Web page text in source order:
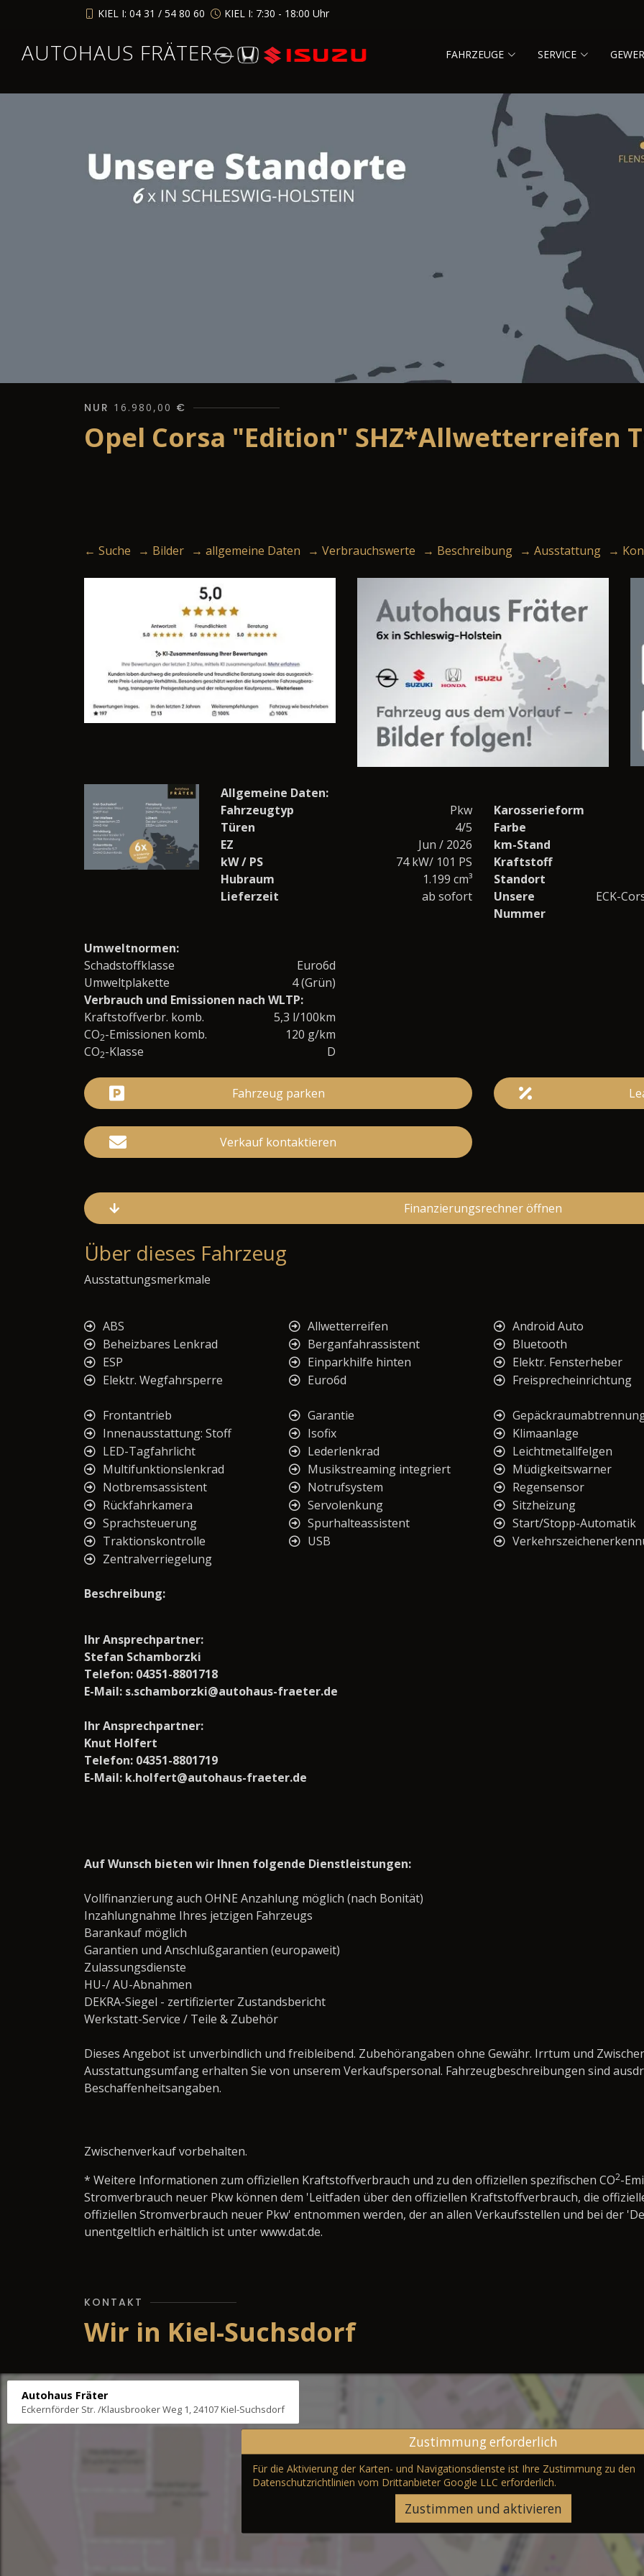
KIEL I: 04 31 / 54 80 60 KIEL I: 7:30 - 18:00 Uhr
AUTOHAUS FRÄTER FAHRZEUGE SERVICE
NUR 16.980,00 €
Opel Corsa "Edition" SHZ*Allwetterreifen
← Suche → Bilder → allgemeine Daten → Verbrauchswerte → Beschreibung → Ausstattung →
Allgemeine Daten:
Fahrzeugtyp
Pkw Karosserieform
Türen
4/5 Farbe
EZ
Jun / 2026 km-Stand
kW / PS
74 kW/ 101 PS Kraftstoff
Hubraum
1.199 cm³ Standort
Lieferzeit
ab sofort
Unsere
Nummer
ECK-
Umweltnormen:
Schadstoffklasse
Euro6d
Umweltplakette
4 (Grün)
Verbrauch und Emissionen nach WLTP:
Kraftstoffverbr. komb.
5,3 l/100km
CO2-Emissionen komb.
120 g/km
CO2-Klasse D
Fahrzeug parken
Verkauf kontaktieren
Finanzierungsrechner öffnen
Über dieses Fahrzeug
Ausstattungsmerkmale
ABS Allwetterreifen Android Auto
Beheizbares Lenkrad
Berganfahrassistent Bluetooth
ESP
Einparkhilfe hinten Elektr. Fensterheber
Elektr. Wegfahrsperre
Euro6d Freisprecheinrichtung
Frontantrieb
Garantie
Innenausstattung: Stoff
Isofix Klimaanlage
LED-Tagfahrlicht
Lederlenkrad Leichtmetallfelgen
Multifunktionslenkrad
Musikstreaming integriert Müdigkeitswarner
Notbremsassistent
Notrufsystem Regensensor
Rückfahrkamera
Servolenkung Sitzheizung
Sprachsteuerung
Spurhalteassistent Start/Stopp-Automatik
Traktionskontrolle
USB
Zentralverriegelung
Beschreibung:
Ihr Ansprechpartner:
Stefan Schamborzki
Telefon: 04351-8801718
E-Mail: s.schamborzki@autohaus-fraeter.de
Ihr Ansprechpartner:
Knut Holfert
Telefon: 04351-8801719
E-Mail: k.holfert@autohaus-fraeter.de
Auf Wunsch bieten wir Ihnen folgende Dienstleistungen:
Vollfinanzierung auch OHNE Anzahlung möglich (nach Bonität)
Inzahlungnahme Ihres jetzigen Fahrzeugs
Barankauf möglich
Garantien und Anschlußgarantien (europaweit)
Zulassungsdienste
HU-/ AU-Abnahmen
DEKRA-Siegel - zertifizierter Zustandsbericht
Werkstatt-Service / Teile & Zubehör ­­­­­­­­­­­­­­­­
Dieses Angebot ist unverbindlich und freibleibend. Zubehörangaben ohne Gewähr. Irrtum und
Ausstattungsumfang erhalten Sie von unserem Verkaufspersonal. Fahrzeugbeschreibungen sind
Beschaffenheitsangaben.
Zwischenverkauf vorbehalten.
* Weitere Informationen zum offiziellen Kraftstoffverbrauch und zu den offiziellen spezifischen CO2-
Stromverbrauch neuer Pkw können dem 'Leitfaden über den offiziellen Kraftstoffverbrauch, die
offiziellen Stromverbrauch neuer Pkw' entnommen werden, der an allen Verkaufsstellen und bei der
unentgeltlich erhältlich ist unter www.dat.de.
KONTAKT
Wir in Kiel-Suchsdorf
Autohaus Fräter
Eckernförder Str. /Klausbrooker Weg 1, 24107 Kiel-Suchsdorf
Zustimmung erforderlich
Für die Aktivierung der Karten- und Navigationsdienste ist Ihre Zustimmung zu den
Datenschutzrichtlinien vom Drittanbieter Google LLC erforderlich.
Zustimmen und aktivieren